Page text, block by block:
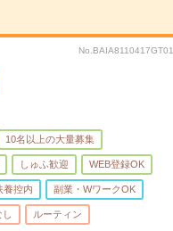
No.BAIA8110417GT01
10名以上の大量募集
しゅふ歓迎 WEB登録OK
養控内 副業・WワークOK
ルーティン